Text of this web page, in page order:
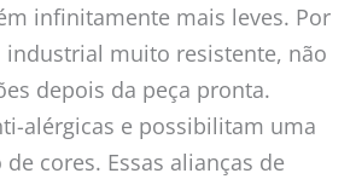
infinitamente mais leves. Por
muito resistente, não
depois da peça pronta.
alérgicas e possibilitam uma
cores. Essas alianças de